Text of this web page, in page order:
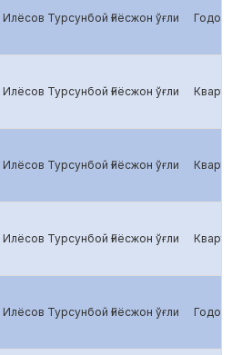
Илёсов Турсунбой Ғиёсжон ўғли
Илёсов Турсунбой Ғиёсжон ўғли
Илёсов Турсунбой Ғиёсжон ўғли
Илёсов Турсунбой Ғиёсжон ўғли
Илёсов Турсунбой Ғиёсжон ўғли